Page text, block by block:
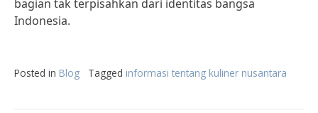
bagian tak terpisahkan dari identitas bangsa
Indonesia.
Posted in Blog Tagged informasi tentang kuliner nusantara